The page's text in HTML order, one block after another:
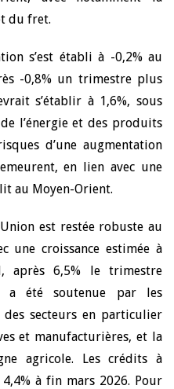
du fret.
s’est établi à -0,2% au
-0,8% un trimestre plus
s’établir à 1,6%, sous
l’énergie et des produits
d’une augmentation
en lien avec une
au Moyen-Orient.
est restée robuste au
une croissance estimée à
après 6,5% le trimestre
a été soutenue par les
des secteurs en particulier
et manufacturières, et la
agricole. Les crédits à
à fin mars 2026. Pour